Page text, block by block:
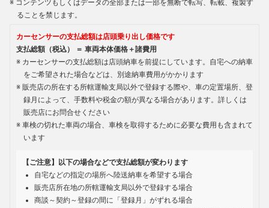
コンテンツもしくはデータの全部または一部を無断で転写、転載、複製す
ることを禁じます。
カーセンサーの支払総額は店頭乗り出し価格です
支払総額（税込） ＝ 車両本体価格＋諸費用
カーセンサーの支払総額は店頭納車を前提にしています。自宅への納車
をご希望された場合などは、別途納車費用がかかります
販売店の所在する所轄運輸支局以外で登録する際や、車の定置場所、登
録月によって、手数料や税金の額が異なる場合があります。詳しくは
販売店にお問合せください
車検の切れた車両の場合、車検を取得するために必要な費用も含まれて
います
【ご注意】以下の場合などで支払総額が変わります
自宅などの指定の場所へ陸送納車を希望する場合
販売店所在地の所轄運輸支局以外で登録する場合
商談～契約～登録の間に「登録月」がずれる場合